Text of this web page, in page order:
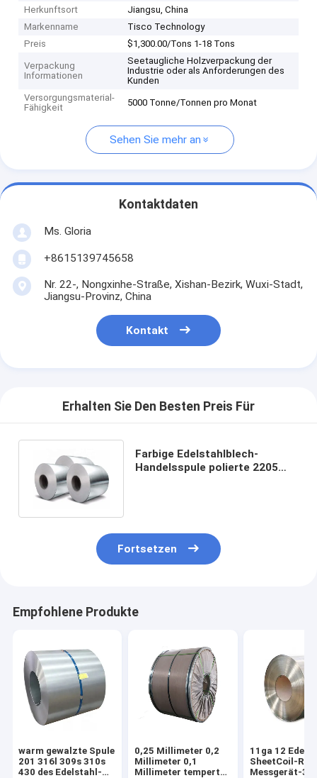
Herkunftsort
Jiangsu, China
Markenname
Tisco Technology
Preis
$1,300.00/Tons 1-18 Tons
Verpackung
Informationen
Seetaugliche Holzverpackung der
Industrie oder als Anforderungen des
Kunden
Versorgungsmaterial-
Fähigkeit
5000 Tonne/Tonnen pro Monat
Sehen Sie mehr an
Kontaktdaten
Ms. Gloria
+8615139745658
Nr. 22-, Nongxinhe-Straße, Xishan-Bezirk, Wuxi-Stadt,
Jiangsu-Provinz, China
Kontakt
Erhalten Sie Den Besten Preis Für
Farbige Edelstahlblech-
Handelsspule polierte 2205
Fortsetzen
Empfohlene Produkte
warm gewalzte Spule
201 316l 309s 310s
430 des Edelstahl-
0,25 Millimeter 0,2
Millimeter 0,1
Millimeter temperte
11ga 12
SheetCoil-
Messgerät-